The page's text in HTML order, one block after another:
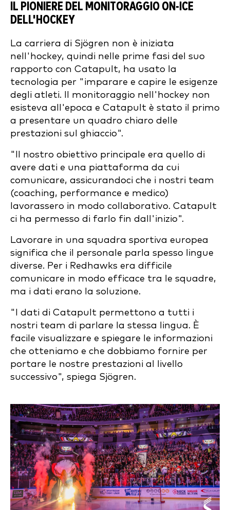
IL PIONIERE DEL MONITORAGGIO ON-ICE
DELL'HOCKEY
La carriera di Sjögren non è iniziata
nell'hockey, quindi nelle prime fasi del suo
rapporto con Catapult, ha usato la
tecnologia per "imparare e capire le esigenze
degli atleti. Il monitoraggio nell'hockey non
esisteva all'epoca e Catapult è stato il primo
a presentare un quadro chiaro delle
prestazioni sul ghiaccio".
"Il nostro obiettivo principale era quello di
avere dati e una piattaforma da cui
comunicare, assicurandoci che i nostri team
(coaching, performance e medico)
lavorassero in modo collaborativo. Catapult
ci ha permesso di farlo fin dall'inizio".
Lavorare in una squadra sportiva europea
significa che il personale parla spesso lingue
diverse. Per i Redhawks era difficile
comunicare in modo efficace tra le squadre,
ma i dati erano la soluzione.
"I dati di Catapult permettono a tutti i
nostri team di parlare la stessa lingua. È
facile visualizzare e spiegare le informazioni
che otteniamo e che dobbiamo fornire per
portare le nostre prestazioni al livello
successivo", spiega Sjögren.